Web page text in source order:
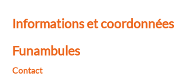
Informations et
Funambules
Contact